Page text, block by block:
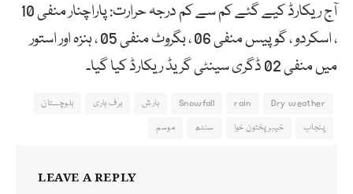
آج ریکارڈ کیے گئے کم سے کم درجہ حرارت: پاراچنار منفی 10
، اسکردو ، گوپیس منفی 06 ، بگروٹ منفی 05 ، ہنزہ اور استور
میں منفی 02 ڈگری سینٹی گریڈ ریکارڈ کیا گیا۔
Dry weather
rain
Snowfall بارش برف باری
بلوچستان
پنجاب
خیبر پختون خوا سندھ موسم
LEAVE A REPLY